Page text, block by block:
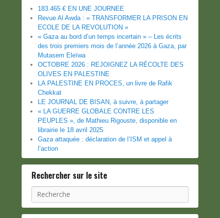
183.465 € EN UNE JOURNEE
Revue Al Awda : « TRANSFORMER LA PRISON EN
ECOLE DE LA REVOLUTION »
« Gaza au bord d’un temps incertain » – Les écrits
des trois premiers mois de l’année 2026 à Gaza, par
Mutasem Eleïwa
OCTOBRE 2026 : REJOIGNEZ LA RÉCOLTE DES
OLIVES EN PALESTINE
LA PALESTINE EN PROCES, un livre de Rafik
Chekkat
LE JOURNAL DE BISAN, à suivre, à partager
« LA GUERRE GLOBALE CONTRE LES
PEUPLES », de Mathieu Rigouste, disponible en
librairie le 18 avril 2025
Gaza attaquée : déclaration de l’ISM et appel à
l’action
Rechercher sur le site
Recherche